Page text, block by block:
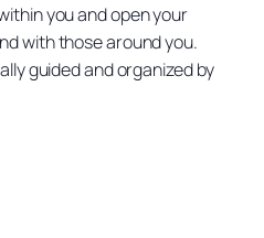
you and open your
with those around you.
guided and organized by